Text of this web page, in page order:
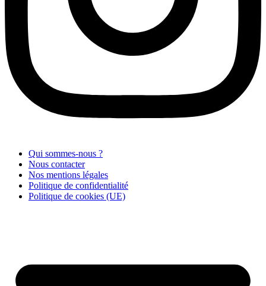
Qui sommes-nous ?
Nous contacter
Nos mentions légales
Politique de confidentialité
Politique de cookies (UE)